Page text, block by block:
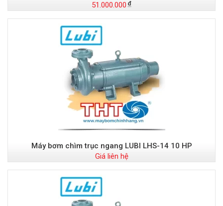
51.000.000
Máy bơm chìm trục ngang LUBI LHS-14 10 HP
Giá liên hệ